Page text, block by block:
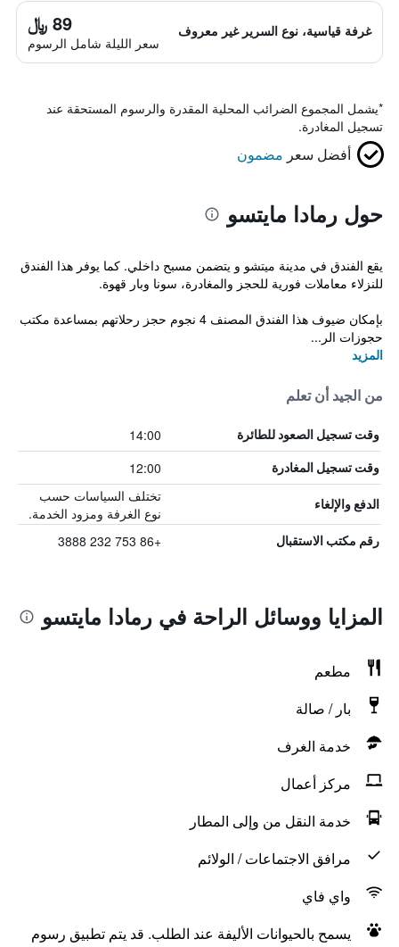
غرفة قياسية، نوع السرير غير معروف 89 ﷼
سعر الليلة شامل الرسوم
*يشمل المجموع الضرائب المحلية المقدرة والرسوم المستحقة عند
تسجيل المغادرة.
أفضل سعر مضمون
حول رمادا مايتسو
يقع الفندق في مدينة ميتشو و يتضمن مسبح داخلي. كما يوفر هذا الفندق
للنزلاء معاملات فورية للحجز والمغادرة، سونا وبار قهوة.
بإمكان ضيوف هذا الفندق المصنف 4 نجوم حجز رحلاتهم بمساعدة مكتب
حجوزات الر...
المزيد
من الجيد أن تعلم
وقت تسجيل الصعود للطائرة 14:00
وقت تسجيل المغادرة 12:00
الدفع والإلغاء
تختلف السياسات حسب
نوع الغرفة ومزود الخدمة.
رقم مكتب الاستقبال +86 753 232 3888
المزايا ووسائل الراحة في رمادا مايتسو
مطعم
بار / صالة
خدمة الغرف
مركز أعمال
خدمة النقل من وإلى المطار
مرافق الاجتماعات / الولائم
واي فاي
يسمح بالحيوانات الأليفة عند الطلب. قد يتم تطبيق رسوم